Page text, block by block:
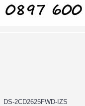
DS-2CD2625FWD-IZS